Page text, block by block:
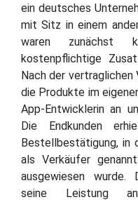
ein deutsches
mit Sitz in einem
waren zunächst
kostenpflichtige
Nach der vertraglichen
die Produkte im
App-Entwicklerin an
Die Endkunden
Bestellbestätigung, in
als Verkäufer
ausgewiesen wurde.
seine Leistung